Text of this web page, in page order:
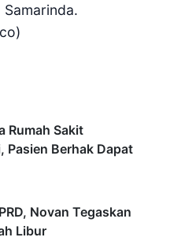
Samarinda.
Rumah Sakit
Pasien Berhak Dapat
Novan Tegaskan
Libur